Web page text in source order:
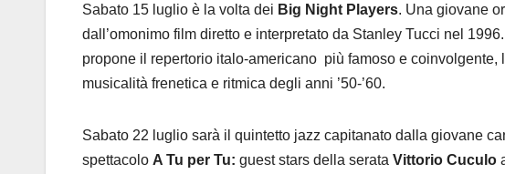
Sabato 15 luglio è la volta dei Big Night Players. Una giovane
dall’omonimo film diretto e interpretato da Stanley Tucci nel
propone il repertorio italo-americano più famoso e coinvolgente,
musicalità frenetica e ritmica degli anni ’50-’60.
Sabato 22 luglio sarà il quintetto jazz capitanato dalla giovane
spettacolo A Tu per Tu: guest stars della serata Vittorio Cuculo